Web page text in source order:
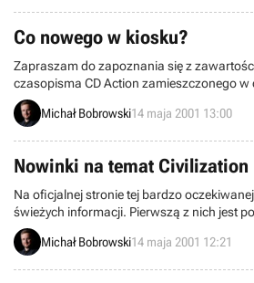
Co nowego w kiosku?
Zapraszam do zapoznania się z
czasopisma CD Action zamieszczonego w
Michał Bobrowski14 maja 2001 13:00
Nowinki na temat Civilization
Na oficjalnej stronie tej bardzo
świeżych informacji. Pierwszą z nich jest
odpowiedzi autorów gry na pytania
Obok tego znajdziemy również pełny opis
Michał Bobrowski14 maja 2001 12:21